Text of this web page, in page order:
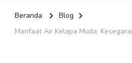
Beranda
Blog
Manfaat Air Kelapa Muda,